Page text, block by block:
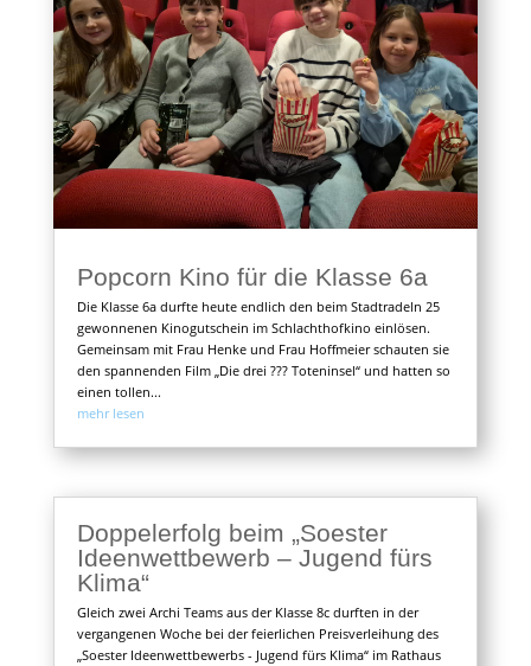
Popcorn Kino für die Klasse 6a
Die Klasse 6a durfte heute endlich den beim Stadtradeln 25
gewonnenen Kinogutschein im Schlachthofkino einlösen.
Gemeinsam mit Frau Henke und Frau Hoffmeier schauten sie
den spannenden Film „Die drei ??? Toteninsel“ und hatten so
einen tollen...
mehr lesen
Doppelerfolg beim „Soester
Ideenwettbewerb – Jugend fürs
Klima“
Gleich zwei Archi Teams aus der Klasse 8c durften in der
vergangenen Woche bei der feierlichen Preisverleihung des
„Soester Ideenwettbewerbs - Jugend fürs Klima“ im Rathaus